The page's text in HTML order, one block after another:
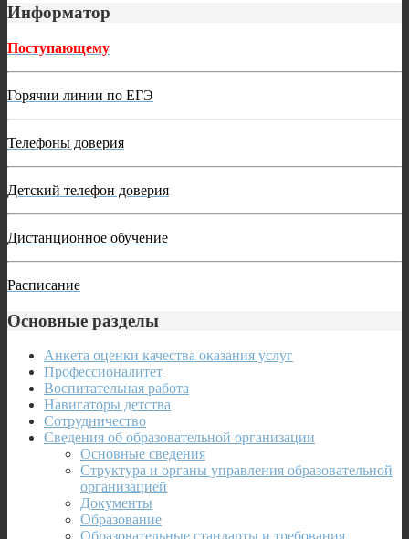
Информатор
Поступающему
Горячии линии по ЕГЭ
Телефоны доверия
Детский телефон доверия
Дистанционное обучение
Расписание
Основные разделы
Анкета оценки качества оказания услуг
Профессионалитет
Воспитательная работа
Навигаторы детства
Сотрудничество
Сведения об образовательной организации
Основные сведения
Структура и органы управления образовательной
организацией
Документы
Образование